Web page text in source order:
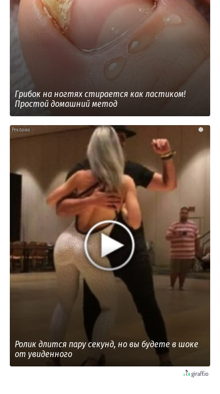
Грибок на ногтях стирается как ластиком!
Простой домашний метод
i
Ролик длится пару секунд, но вы будете в шоке
от увиденного